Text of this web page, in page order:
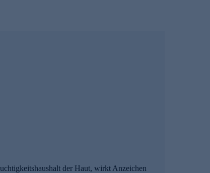
der Haut, wirkt Anzeichen